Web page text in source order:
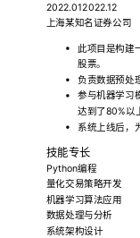
2022.012022.12
上海某知名证券公司
此项目是构建
股票。
负责数据预处
参与机器学习
达到了80%以
系统上线后，
技能专长
Python编程
量化交易策略开发
机器学习算法应用
数据处理与分析
系统架构设计